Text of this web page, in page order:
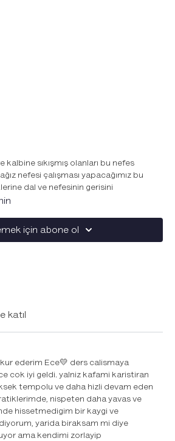
sıkışmış olanları bu nefes
nefesi çalışması yapacağımız bu
dal ve nefesinin gerisini
sıkışmış, bunalmış, bıkkın
doktoruna danış. Hamileysen bu
dahil.
için abone ol
katıl
ederim Ece💛 ders calismaya
cok iyi geldi. yalniz kafami karistiran
tempolu ve daha hizli devam eden
nispeten daha yavas ve
hissetmedigim bir kaygi ve
yarida biraksam mi diye
ama kendimi zorlayip